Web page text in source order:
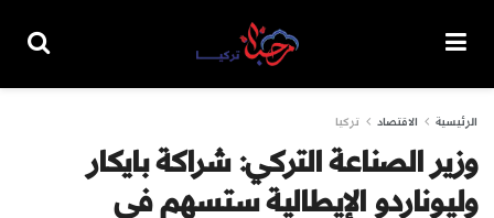
الرئيسية الاقتصاد تركيا
وزير الصناعة التركي: شراكة بايكار
وليوناردو الإيطالية ستسهم في